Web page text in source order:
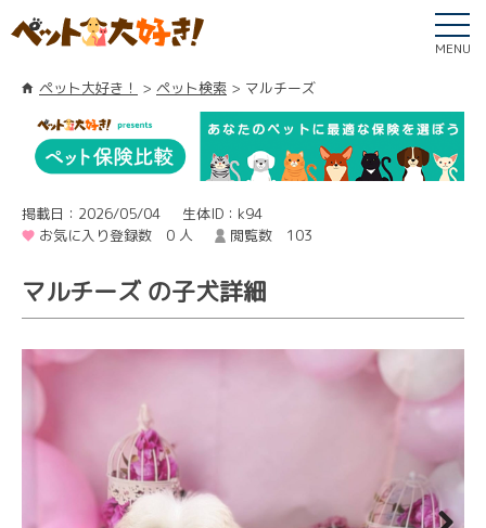
MENU
ペット大好き！ ペット検索 マルチーズ
掲載日：2026/05/04
生体ID：k94
お気に入り登録数 0 人
閲覧数 103
マルチーズ の子犬詳細